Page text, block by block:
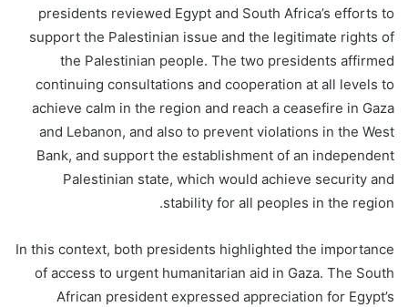
presidents reviewed Egypt and South Africa’s efforts to
support the Palestinian issue and the legitimate rights of
the Palestinian people. The two presidents affirmed
continuing consultations and cooperation at all levels to
achieve calm in the region and reach a ceasefire in Gaza
and Lebanon, and also to prevent violations in the West
Bank, and support the establishment of an independent
Palestinian state, which would achieve security and
stability for all peoples in the region.
In this context, both presidents highlighted the importance
of access to urgent humanitarian aid in Gaza. The South
African president expressed appreciation for Egypt’s